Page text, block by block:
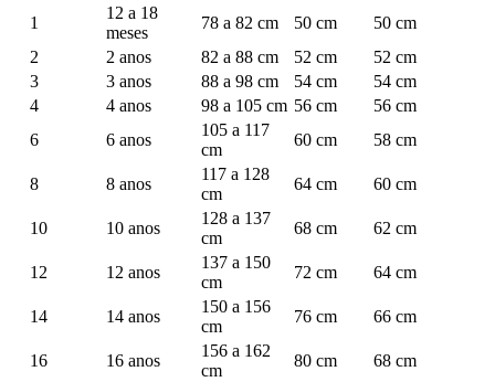
1
12 a 18
meses
78 a 82 cm 50 cm
50 cm
2
2 anos 82 a 88 cm 52 cm
52 cm
3
3 anos 88 a 98 cm 54 cm
54 cm
4
4 anos 98 a 105 cm 56 cm
56 cm
6
6 anos
105 a 117
cm
60 cm 58 cm
8 8 anos
117 a 128
cm
64 cm 60 cm
10 10 anos
128 a 137
cm
68 cm 62 cm
12 12 anos
137 a 150
cm
72 cm 64 cm
14 14 anos
150 a 156
cm
76 cm 66 cm
16 16 anos
156 a 162
cm
80 cm 68 cm